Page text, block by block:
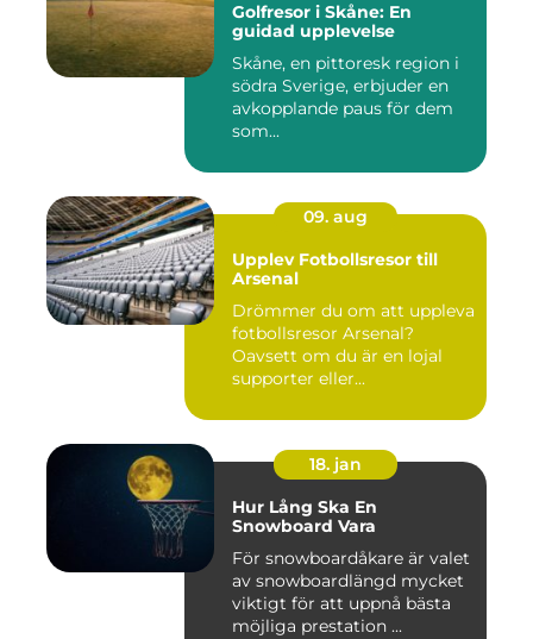
Golfresor i Skåne: En
guidad upplevelse
Skåne, en pittoresk region i
södra Sverige, erbjuder en
avkopplande paus för dem
som...
09. aug
Upplev Fotbollsresor till
Arsenal
Drömmer du om att uppleva
fotbollsresor Arsenal?
Oavsett om du är en lojal
supporter eller...
18. jan
Hur Lång Ska En
Snowboard Vara
För snowboardåkare är valet
av snowboardlängd mycket
viktigt för att uppnå bästa
möjliga prestation ...